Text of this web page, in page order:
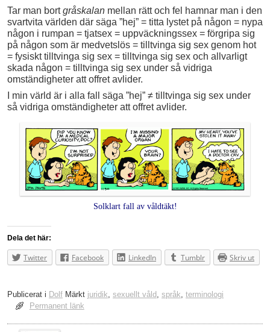
Tar man bortgråskalan mellan rätt och fel hamnar man i den
svartvita världen där säga ”hej” = titta lystet på någon = nypa
någon i rumpan = tjatsex = uppväckningssex = förgripa sig
på någon som är medvetslös = tilltvinga sig sex genom hot
= fysiskt tilltvinga sig sex = tilltvinga sig sex och allvarligt
skada någon = tilltvinga sig sex under så vidriga
omständigheter att offret avlider.
I min värld är i alla fall säga ”hej” ≠ tilltvinga sig sex under
så vidriga omständigheter att offret avlider.
Solklart fall av våldtäkt!
Dela det här:
Twitter Facebook LinkedIn Tumblr Skriv ut
Publicerat i Dolf Märkt juridik sexuellt våld språk terminologi
Permanent länk